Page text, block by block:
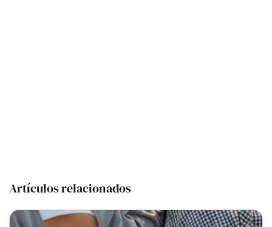
Artículos relacionados